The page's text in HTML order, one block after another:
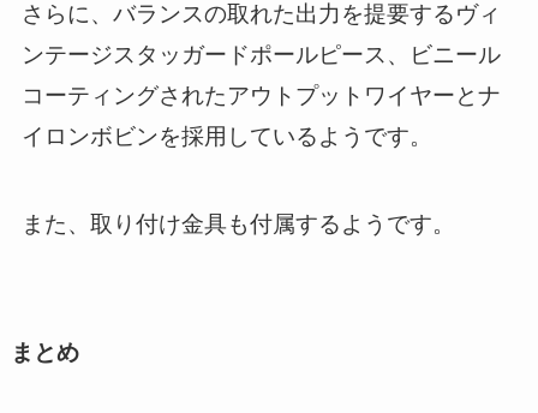
さらに、バランスの取れた出力を提要するヴィ
ンテージスタッガードポールピース、ビニール
コーティングされたアウトプットワイヤーとナ
イロンボビンを採用しているようです。
また、取り付け金具も付属するようです。
まとめ